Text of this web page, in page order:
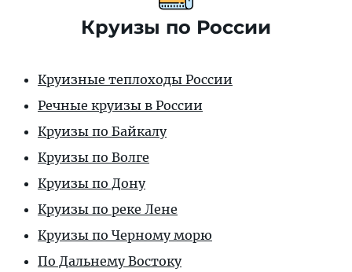
Круизы по России
Круизные теплоходы России
Речные круизы в России
Круизы по Байкалу
Круизы по Волге
Круизы по Дону
Круизы по реке Лене
Круизы по Черному морю
По Дальнему Востоку